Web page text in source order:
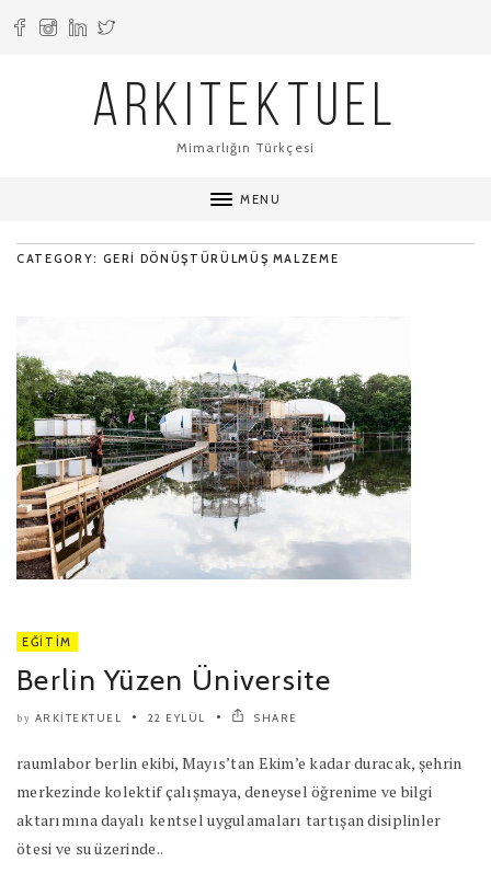
ARKITEKTUEL
Mimarlığın Türkçesi
MENU
CATEGORY: GERI DÖNÜŞTÜRÜLMÜŞ MALZEME
EĞITIM
Berlin Yüzen Üniversite
by ARKITEKTUEL 22 EYLÜL SHARE
raumlabor berlin ekibi, Mayıs’tan Ekim’e kadar duracak, şehrin
merkezinde kolektif çalışmaya, deneysel öğrenime ve bilgi
aktarımına dayalı kentsel uygulamaları tartışan disiplinler
ötesi ve su üzerinde..